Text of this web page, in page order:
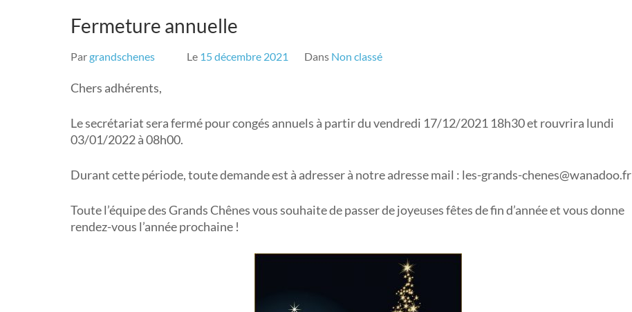
Fermeture annuelle
Pargrandschenes Le 15 décembre 2021 Dans Non classé
Chers adhérents,
Le secrétariat sera fermé pour congés annuels à partir du vendredi 17/12/2021 18h30 et rouvrira lundi
03/01/2022 à 08h00.
Durant cette période, toute demande est à adresser à notre adresse mail : les-grands-chenes@wanadoo.fr
Toute l’équipe des Grands Chênes vous souhaite de passer de joyeuses fêtes de fin d’année et vous donne
rendez-vous l’année prochaine !